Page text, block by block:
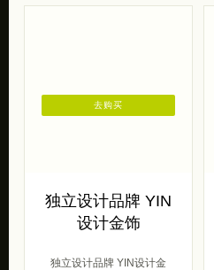
独立设计品牌 YIN
设计金饰
独立设计品牌 YIN设计金
去购买